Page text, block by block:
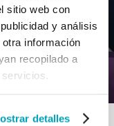
sitio web con
y análisis
información
recopilado a
detalles
| 0